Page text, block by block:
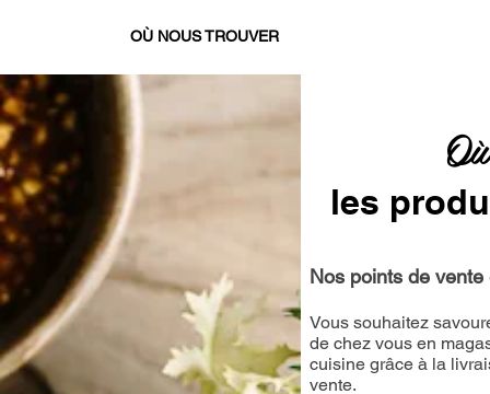
OÙ NOUS TROUVER
les
Nos points de
Vous souhaitez
de chez vous en
cuisine grâce à la
vente.